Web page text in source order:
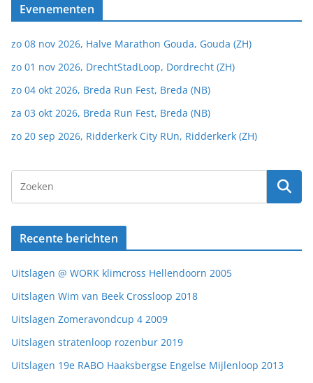
Evenementen
zo 08 nov 2026, Halve Marathon Gouda, Gouda (ZH)
zo 01 nov 2026, DrechtStadLoop, Dordrecht (ZH)
zo 04 okt 2026, Breda Run Fest, Breda (NB)
za 03 okt 2026, Breda Run Fest, Breda (NB)
zo 20 sep 2026, Ridderkerk City RUn, Ridderkerk (ZH)
Recente berichten
Uitslagen @ WORK klimcross Hellendoorn 2005
Uitslagen Wim van Beek Crossloop 2018
Uitslagen Zomeravondcup 4 2009
Uitslagen stratenloop rozenbur 2019
Uitslagen 19e RABO Haaksbergse Engelse Mijlenloop 2013